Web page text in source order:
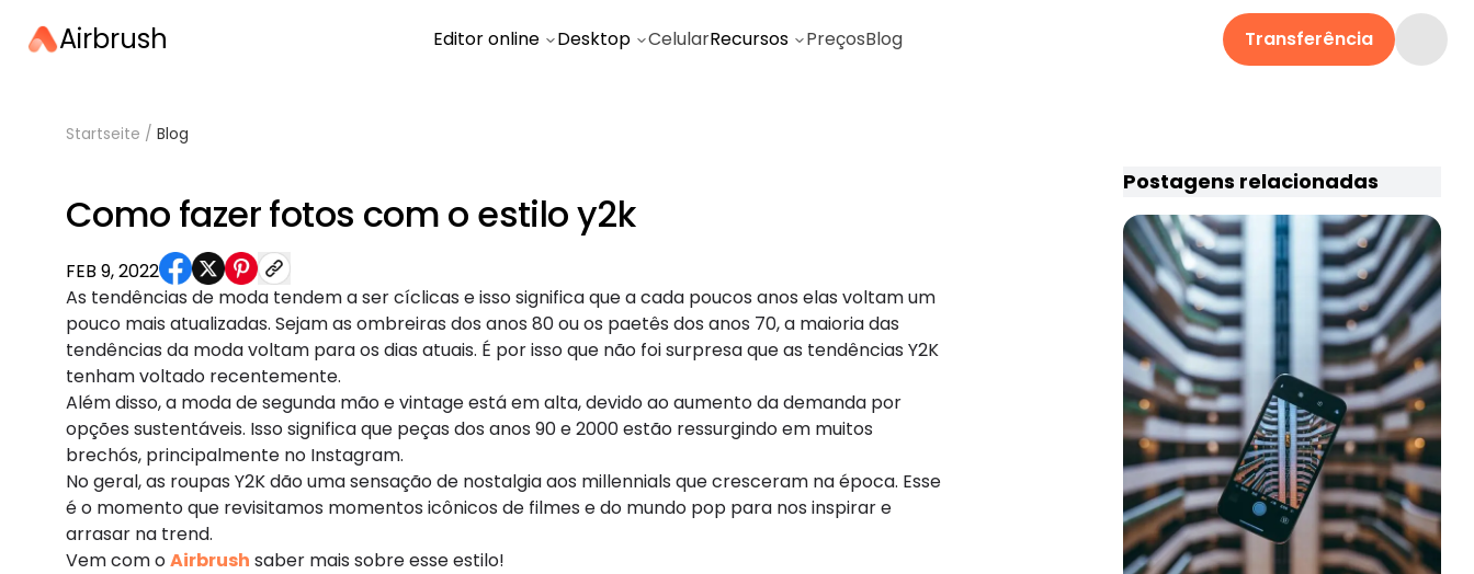
Airbrush Editor online Desktop CelularRecursos PreçosBlog Transferência
Startseite / Blog
Como fazer fotos com o estilo y2k
FEB 9, 2022
As tendências de moda tendem a ser cíclicas e isso significa que a cada poucos anos elas voltam um
pouco mais atualizadas. Sejam as ombreiras dos anos 80 ou os paetês dos anos 70, a maioria das
tendências da moda voltam para os dias atuais. É por isso que não foi surpresa que as tendências Y2K
tenham voltado recentemente.
Além disso, a moda de segunda mão e vintage está em alta, devido ao aumento da demanda por
opções sustentáveis. Isso significa que peças dos anos 90 e 2000 estão ressurgindo em muitos
brechós, principalmente no Instagram.
No geral, as roupas Y2K dão uma sensação de nostalgia aos millennials que cresceram na época. Esse
é o momento que revisitamos momentos icônicos de filmes e do mundo pop para nos inspirar e
arrasar na trend.
Vem com oAirbrush saber mais sobre esse estilo!
Postagens relacionadas